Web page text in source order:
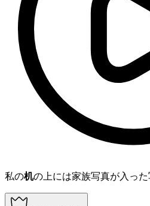
私の机の上には家族写真が入った